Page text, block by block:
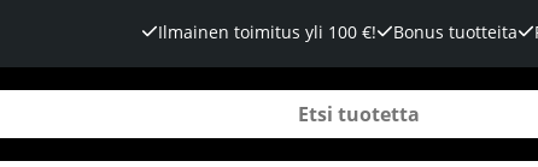
Ilmainen toimitus yli 100 €! Bonus tuotteita